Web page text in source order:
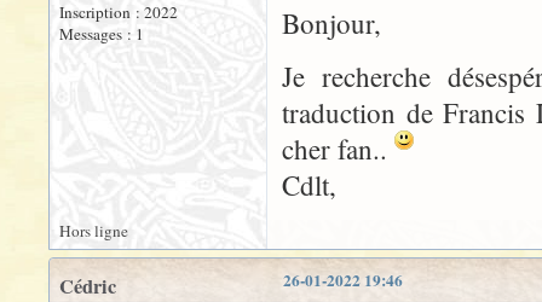
Inscription : 2022
Messages : 1
Bonjour,
Je recherche
traduction de
cher fan..
Cdlt,
Hors ligne
26-01-2022 19:46
Cédric